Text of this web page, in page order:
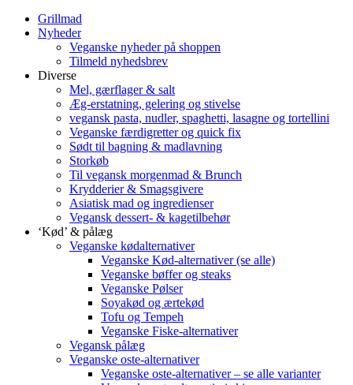
Grillmad
Nyheder
Veganske nyheder på shoppen
Tilmeld nyhedsbrev
Diverse
Mel, gærflager & salt
Æg-erstatning, gelering og stivelse
vegansk pasta, nudler, spaghetti, lasagne og tortellini
Veganske færdigretter og quick fix
Sødt til bagning & madlavning
Storkøb
Til vegansk morgenmad & Brunch
Krydderier & Smagsgivere
Asiatisk mad og ingredienser
Vegansk dessert- & kagetilbehør
‘Kød’ & pålæg
Veganske kødalternativer
Veganske Kød-alternativer (se alle)
Veganske bøffer og steaks
Veganske Pølser
Soyakød og ærtekød
Tofu og Tempeh
Veganske Fiske-alternativer
Vegansk pålæg
Veganske oste-alternativer
Veganske oste-alternativer – se alle varianter